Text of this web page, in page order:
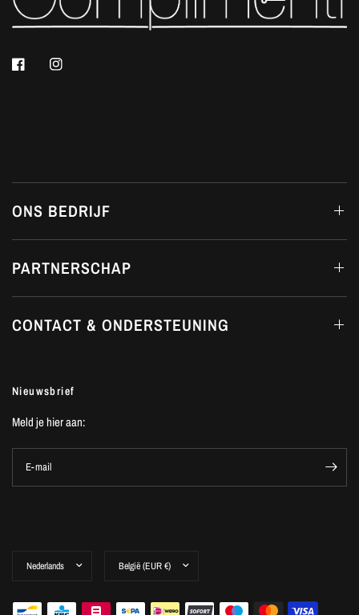
ONS BEDRIJF
PARTNERSCHAP
CONTACT & ONDERSTEUNING
Nieuwsbrief
Meld je hier aan:
E-mail